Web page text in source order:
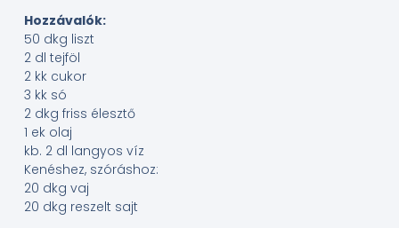
Hozzávalók:
50 dkg liszt
2 dl tejföl
2 kk cukor
3 kk só
2 dkg friss élesztő
1 ek olaj
kb. 2 dl langyos víz
Kenéshez, szóráshoz:
20 dkg vaj
20 dkg reszelt sajt